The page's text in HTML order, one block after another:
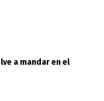
a mandar en el